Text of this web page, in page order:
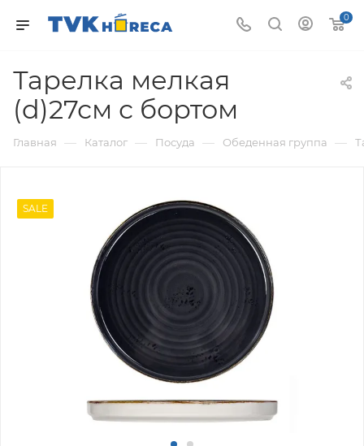
0
Тарелка мелкая
(d)27см с бортом
Главная — Каталог — Посуда — Обеденная группа —
SALE